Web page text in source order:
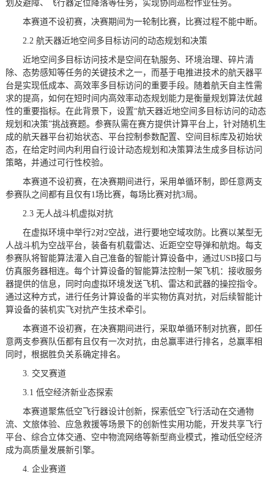
划及避障、飞行器定位降落等任务，实现协同巡检作业任务。
本赛道不设初赛，决赛期间为一轮制比赛，比赛过程不能中断。
2.2 航天器近地空间多目标访问的动态规划和决策
近地空间多目标访问技术是空间在轨服务、环境治理、碎片清
除、态势感知等任务的关键技术之一，而基于电推进技术的航天器平
台是实现低成本、高效率多目标访问的重要手段。随着航天自主性需
求的提高，如何在短时间内高效率动态规划能力是衡量规划算法优越
性的重要指标。在此背景下，设置“航天器近地空间多目标访问的动态
规划和决策”挑战赛题。参赛队需在赛方提供计算平台上，针对随机生
成的航天器平台初始状态、平台控制参数配置、空间目标库及初始状
态，在给定时间内利用自行设计动态规划和决策算法生成多目标访问
策略，并通过可行性校验。
本赛道不设初赛，在决赛期间进行，采用单循环制，即任意两支
参赛队之间都有且仅有1场比赛，每场比赛对抗3局。
2.3 无人战斗机虚拟对抗
在虚拟环境中举行2对2空战，进行要地空域攻防。比赛以某型无
人战斗机为空战平台，装备有机载雷达、近距空空导弹和航炮。每支
参赛队将智能算法灌入自己准备的智能计算设备中，通过USB接口与
仿真服务器相连。每个计算设备的智能算法控制一架飞机：接收服务
器提供的信息，同时向虚拟环境发送飞机、雷达和武器的操控指令。
通过这种方式，进行任务计算设备的半实物仿真对抗，对后续智能计
算设备的装机实飞对抗产生技术牵引。
本赛道不设初赛，在决赛期间进行，采取单循环制对抗赛，即任
意两支参赛队伍都有且仅有一次对抗，由总赢率进行排名，总赢率相
同时，根据胜负关系确定排名。
3. 交叉赛道
3.1 低空经济新业态探索
本赛道聚焦低空飞行器设计创新，探索低空飞行活动在交通物
流、文旅体验、应急救援等场景下的创新性实用功能，开发共享飞行
平台、综合立体交通、空中物流网络等新型商业模式，推动低空经济
成为高质量发展新引擎。
4. 企业赛道